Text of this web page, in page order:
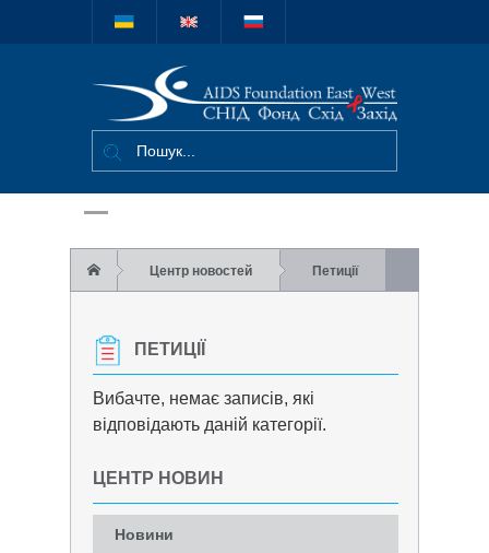
Міжнародний
благодійний
фонд "СНІД
Захід"
Центр новостей Петиції
ПЕТИЦІЇ
Вибачте, немає записів, які
відповідають даній категорії.
ЦЕНТР НОВИН
Новини